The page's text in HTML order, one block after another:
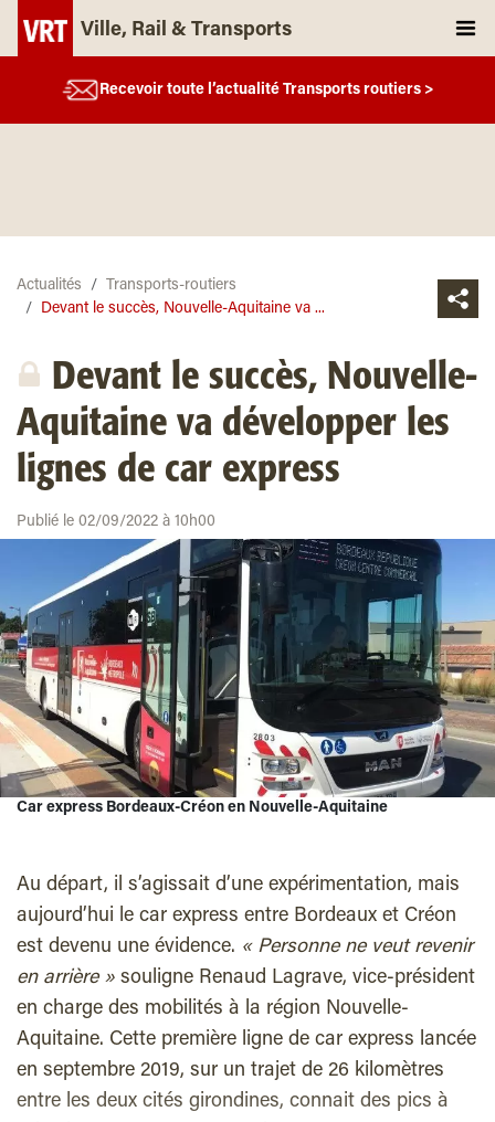
Ville, Rail & Transports
Recevoir toute l’actualité Transports routiers >
Actualités
Transports-routiers
Devant le succès, Nouvelle-Aquitaine va ...
Devant le succès, Nouvelle-
Aquitaine va développer les
lignes de car express
Publié le 02/09/2022 à 10h00
Car express Bordeaux-Créon en Nouvelle-Aquitaine
Au départ, il s’agissait d’une expérimentation, mais
aujourd’hui le car express entre Bordeaux et Créon
est devenu une évidence. « Personne ne veut revenir
en arrière » souligne Renaud Lagrave, vice-président
en charge des mobilités à la région Nouvelle-
Aquitaine. Cette première ligne de car express lancée
en septembre 2019, sur un trajet de 26 kilomètres
entre les deux cités girondines, connait des pics à